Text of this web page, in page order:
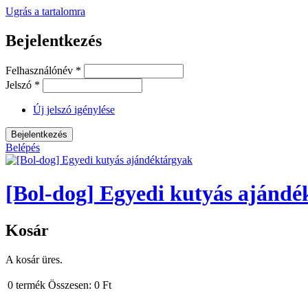
Ugrás a tartalomra
Bejelentkezés
Felhasználónév *
Jelszó *
Új jelszó igénylése
Belépés
[Bol-dog] Egyedi kutyás
Kosár
A kosár üres.
0 termék Összesen: 0 Ft